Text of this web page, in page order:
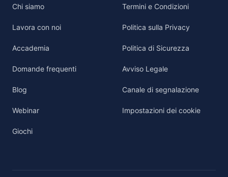
Chi siamo
Lavora con noi
Accademia
Domande frequenti
Blog
Webinar
Giochi
Termini e Condizioni
Politica sulla Privacy
Politica di Sicurezza
Avviso Legale
Canale di segnalazione
Impostazioni dei cookie